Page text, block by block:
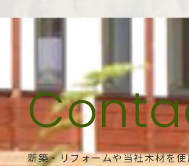
新築・リフォームや当社木材を